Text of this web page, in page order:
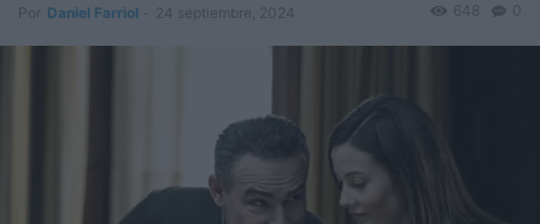
Por Daniel Farriol 24 septiembre, 2024 0
648